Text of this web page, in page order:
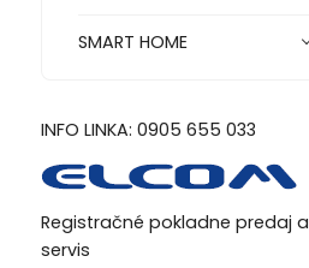
SMART HOME
INFO LINKA: 0905 655 033
Registračné pokladne predaj a
servis